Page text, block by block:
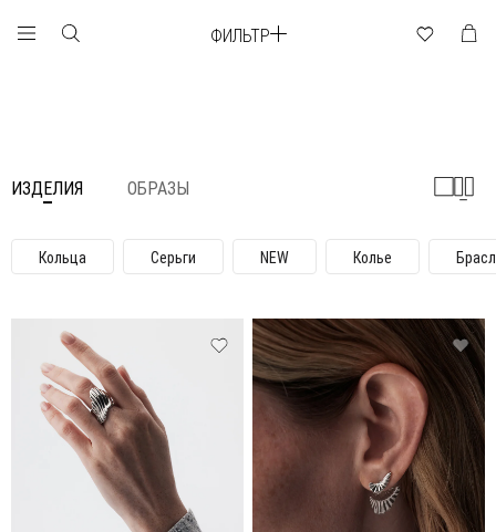
ФИЛЬТР
ИЗДЕЛИЯ ОБРАЗЫ
Кольца Серьги NEW Колье